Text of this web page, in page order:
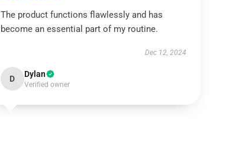
The product functions flawlessly and has
become an essential part of my routine.
Dec 12, 2024
D Dylan
Verified owner